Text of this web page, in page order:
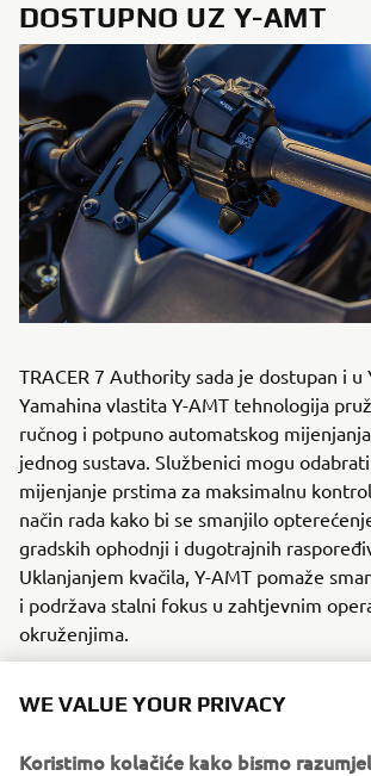
DOSTUPNO UZ Y-AMT
TRACER 7 Authority sada je dostupan i u
Yamahina vlastita Y-AMT tehnologija
ručnog i potpuno automatskog
jednog sustava. Službenici mogu
mijenjanje prstima za maksimalnu
način rada kako bi se smanjilo
gradskih ophodnji i dugotrajnih
Uklanjanjem kvačila, Y-AMT pomaže
i podržava stalni fokus u zahtjevnim
okruženjima.
WE VALUE YOUR PRIVACY
Koristimo kolačiće kako bismo